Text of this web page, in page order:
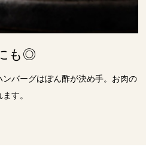
も◎
バーグはぽん酢が決め手。お肉の
す。